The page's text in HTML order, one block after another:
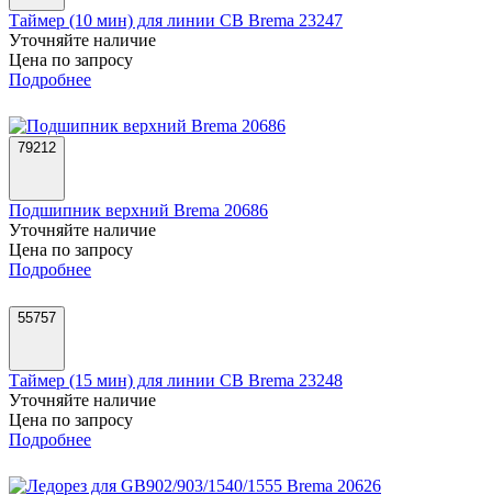
Таймер (10 мин) для линии СВ Brema 23247
Уточняйте наличие
Цена по запросу
Подробнее
79212
Подшипник верхний Brema 20686
Уточняйте наличие
Цена по запросу
Подробнее
55757
Таймер (15 мин) для линии CB Brema 23248
Уточняйте наличие
Цена по запросу
Подробнее